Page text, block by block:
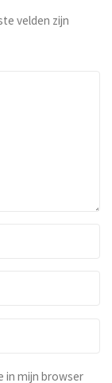
velden zijn
in mijn browser